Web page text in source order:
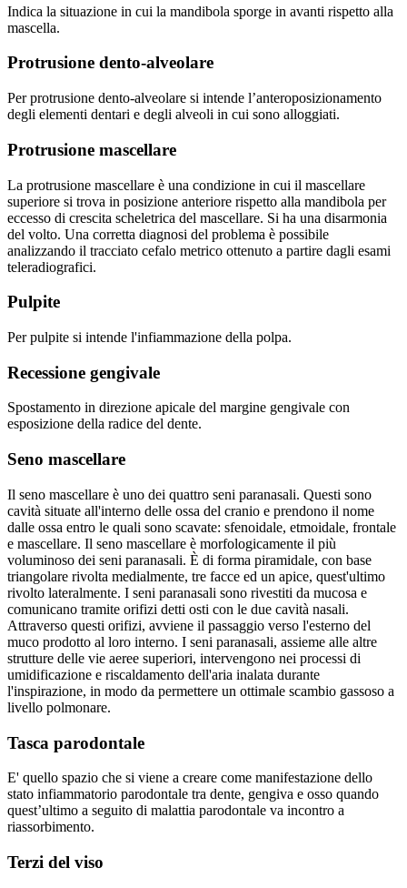
Indica la situazione in cui la mandibola sporge in avanti rispetto alla
mascella.
Protrusione dento-alveolare
Per protrusione dento-alveolare si intende l’anteroposizionamento
degli elementi dentari e degli alveoli in cui sono alloggiati.
Protrusione mascellare
La protrusione mascellare è una condizione in cui il mascellare
superiore si trova in posizione anteriore rispetto alla mandibola per
eccesso di crescita scheletrica del mascellare. Si ha una disarmonia
del volto. Una corretta diagnosi del problema è possibile
analizzando il tracciato cefalo metrico ottenuto a partire dagli esami
teleradiografici.
Pulpite
Per pulpite si intende l'infiammazione della polpa.
Recessione gengivale
Spostamento in direzione apicale del margine gengivale con
esposizione della radice del dente.
Seno mascellare
Il seno mascellare è uno dei quattro seni paranasali. Questi sono
cavità situate all'interno delle ossa del cranio e prendono il nome
dalle ossa entro le quali sono scavate: sfenoidale, etmoidale, frontale
e mascellare. Il seno mascellare è morfologicamente il più
voluminoso dei seni paranasali. È di forma piramidale, con base
triangolare rivolta medialmente, tre facce ed un apice, quest'ultimo
rivolto lateralmente. I seni paranasali sono rivestiti da mucosa e
comunicano tramite orifizi detti osti con le due cavità nasali.
Attraverso questi orifizi, avviene il passaggio verso l'esterno del
muco prodotto al loro interno. I seni paranasali, assieme alle altre
strutture delle vie aeree superiori, intervengono nei processi di
umidificazione e riscaldamento dell'aria inalata durante
l'inspirazione, in modo da permettere un ottimale scambio gassoso a
livello polmonare.
Tasca parodontale
E' quello spazio che si viene a creare come manifestazione dello
stato infiammatorio parodontale tra dente, gengiva e osso quando
quest’ultimo a seguito di malattia parodontale va incontro a
riassorbimento.
Terzi del viso